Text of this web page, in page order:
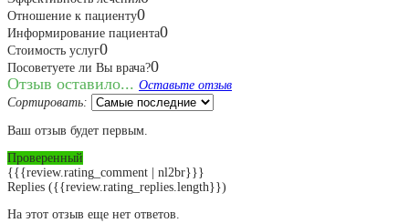
Отношение к пациенту0
Информирование пациента0
Стоимость услуг0
Посоветуете ли Вы врача?0
Отзыв оставило... Оставьте отзыв
Сортировать:
Ваш отзыв будет первым.
Проверенный
{{{review.rating_comment | nl2br}}}
Replies ({{review.rating_replies.length}})
На этот отзыв еще нет ответов.